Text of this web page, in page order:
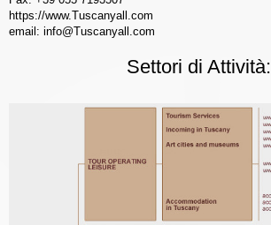
https://www.Tuscanyall.com
email: info@Tuscanyall.com
Settori di Attività: